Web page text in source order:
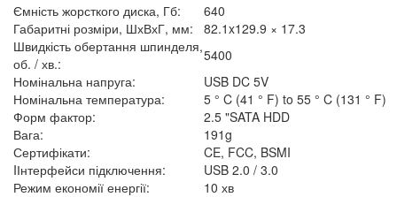
Ємність жорсткого диска, Гб:
640
Габаритні розміри, ШхВхГ, мм:
82.1x129.9 × 17.3
Швидкість обертання шпинделя,
об. / хв.:
5400
Номінальна напруга:
USB DC 5V
Номінальна температура:
5 ° C (41 ° F) to 55 ° C (131 ° F)
Форм фактор:
2.5 "SATA HDD
Вага:
191g
Сертифікати:
CE, FCC, BSMI
IІнтерфейси підключення:
USB 2.0 / 3.0
Режим економії енергії:
10 хв